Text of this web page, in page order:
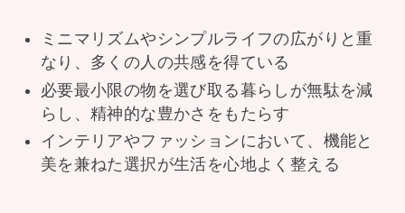
ミニマリズムやシンプルライフの広がりと重
なり、多くの人の共感を得ている
必要最小限の物を選び取る暮らしが無駄を減
らし、精神的な豊かさをもたらす
インテリアやファッションにおいて、機能と
美を兼ねた選択が生活を心地よく整える